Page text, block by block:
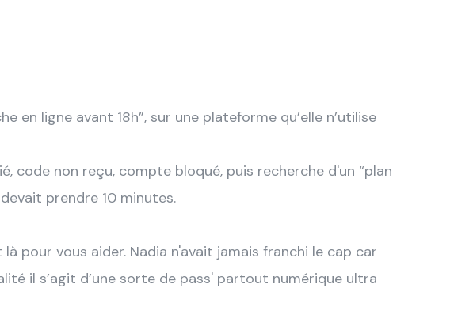
en ligne avant 18h”, sur une plateforme qu’elle n’utilise
code non reçu, compte bloqué, puis recherche d'un “plan
prendre 10 minutes.
pour vous aider. Nadia n'avait jamais franchi le cap car
il s’agit d’une sorte de pass' partout numérique ultra